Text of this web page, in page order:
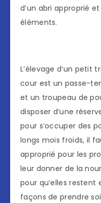
d’un abri approprié
éléments.
L’élevage d’un petit
cour est un passe-
et un troupeau de
disposer d’une
pour s’occuper des
longs mois froids, il
approprié pour les
leur donner de la
pour qu’elles restent
façons de prendre